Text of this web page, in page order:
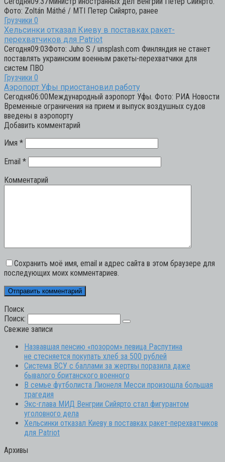
Фото: Zoltán Máthé / MTI Петер Сийярто, ранее
Грузчики 0
Хельсинки отказал Киеву в поставках ракет-
перехватчиков для Patriot
Сегодня09:03Фото: Juho S / unsplash.com Финляндия не станет
поставлять украинским военным ракеты-перехватчики для
систем ПВО
Грузчики 0
Аэропорт Уфы приостановил работу
Сегодня06:00Международный аэропорт Уфы. Фото: РИА Новости
Временные ограничения на прием и выпуск воздушных судов
введены в аэропорту
Добавить комментарий
Имя *
Email *
Комментарий
Сохранить моё имя, email и адрес сайта в этом браузере для
последующих моих комментариев.
Поиск
Поиск:
Свежие записи
Назвавшая пенсию «позором» певица Распутина
не стесняется покупать хлеб за 500 рублей
Система ВСУ с баллами за жертвы поразила даже
бывалого британского военного
В семье футболиста Лионеля Месси произошла большая
трагедия
Экс-глава МИД Венгрии Сийярто стал фигурантом
уголовного дела
Хельсинки отказал Киеву в поставках ракет-перехватчиков
для Patriot
Архивы